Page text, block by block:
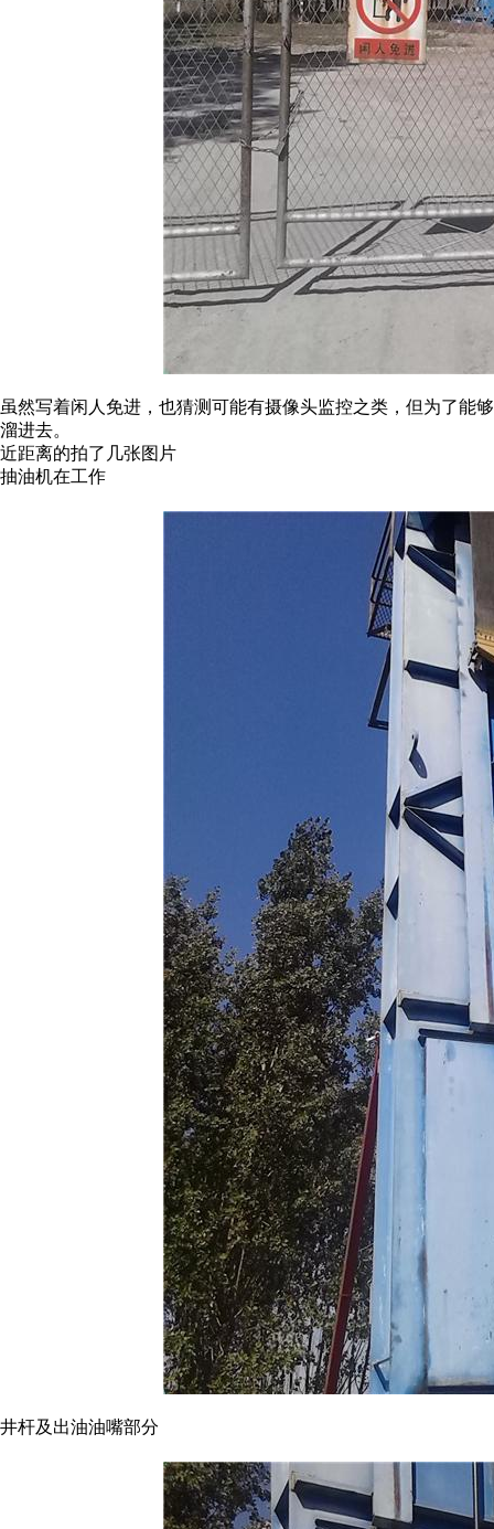
虽然写着闲人免进，也猜测可能有摄像头监控之类，但为了能
溜进去。
近距离的拍了几张图片
抽油机在工作
井杆及出油油嘴部分